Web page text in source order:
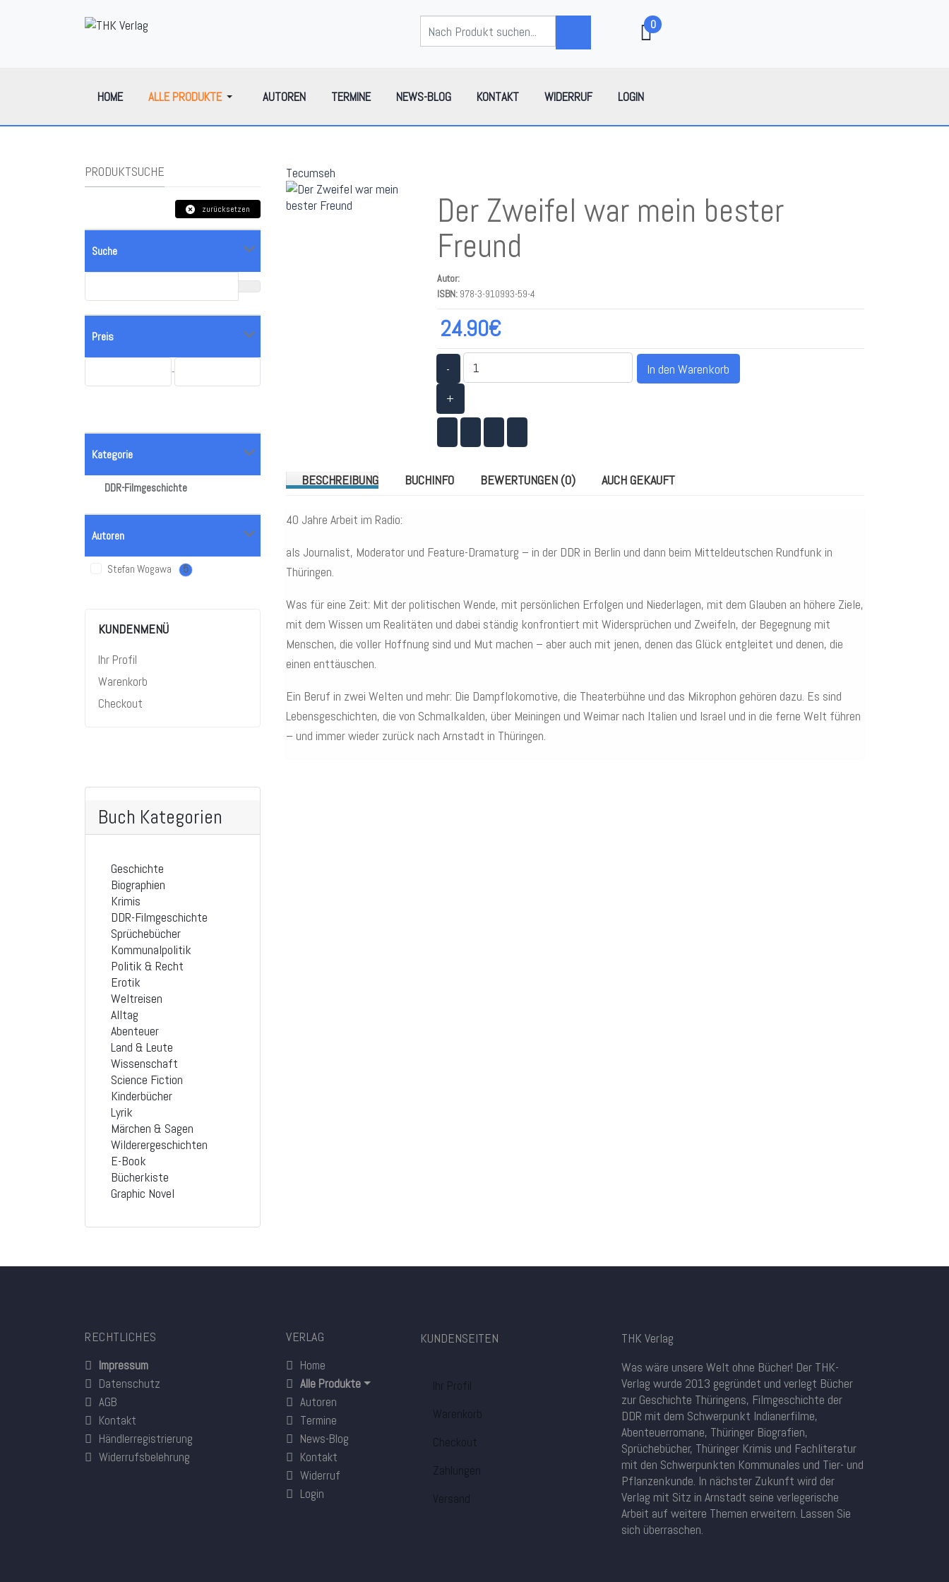
0
HOME ALLE PRODUKTE AUTOREN TERMINE NEWS-BLOG KONTAKT WIDERRUF LOGIN
Tecumseh
Der Zweifel war mein bester
Freund
Autor:
ISBN: 978-3-910993-59-4
24.90€
-
+
In den Warenkorb
BESCHREIBUNG BUCHINFO BEWERTUNGEN (0) AUCH GEKAUFT
40 Jahre Arbeit im Radio:
als Journalist, Moderator und Feature-Dramaturg – in der DDR in Berlin und dann beim Mitteldeutschen Rundfunk in
Thüringen.
Was für eine Zeit: Mit der politischen Wende, mit persönlichen Erfolgen und Niederlagen, mit dem Glauben an höhere Ziele,
mit dem Wissen um Realitäten und dabei ständig konfrontiert mit Widersprüchen und Zweifeln, der Begegnung mit
Menschen, die voller Hoffnung sind und Mut machen – aber auch mit jenen, denen das Glück entgleitet und denen, die
einen enttäuschen.
Ein Beruf in zwei Welten und mehr: Die Dampflokomotive, die Theaterbühne und das Mikrophon gehören dazu. Es sind
Lebensgeschichten, die von Schmalkalden, über Meiningen und Weimar nach Italien und Israel und in die ferne Welt führen
– und immer wieder zurück nach Arnstadt in Thüringen.
PRODUKTSUCHE
zurücksetzen
Suche
Preis
-
Kategorie
DDR-Filmgeschichte
Autoren
Stefan Wogawa 5
KUNDENMENÜ
Ihr Profil
Warenkorb
Checkout
Buch Kategorien
Geschichte
Biographien
Krimis
DDR-Filmgeschichte
Sprüchebücher
Kommunalpolitik
Politik & Recht
Erotik
Weltreisen
Alltag
Abenteuer
Land & Leute
Wissenschaft
Science Fiction
Kinderbücher
Lyrik
Märchen & Sagen
Wilderergeschichten
E-Book
Bücherkiste
Graphic Novel
RECHTLICHES
Impressum
Datenschutz
AGB
Kontakt
Händlerregistrierung
Widerrufsbelehrung
VERLAG
Home
Alle Produkte
Autoren
Termine
News-Blog
Kontakt
Widerruf
Login
KUNDENSEITEN
Ihr Profil
Warenkorb
Checkout
Zahlungen
Versand
THK Verlag
Was wäre unsere Welt ohne Bücher! Der THK-
Verlag wurde 2013 gegründet und verlegt Bücher
zur Geschichte Thüringens, Filmgeschichte der
DDR mit dem Schwerpunkt Indianerfilme,
Abenteuerromane, Thüringer Biografien,
Sprüchebücher, Thüringer Krimis und Fachliteratur
mit den Schwerpunkten Kommunales und Tier- und
Pflanzenkunde. In nächster Zukunft wird der
Verlag mit Sitz in Arnstadt seine verlegerische
Arbeit auf weitere Themen erweitern. Lassen Sie
sich überraschen.